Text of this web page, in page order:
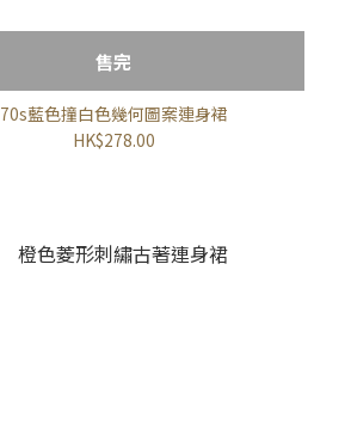
售完
70s藍色撞白色幾何圖案連身裙
HK$278.00